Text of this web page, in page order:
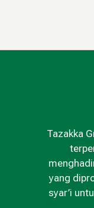
Tazakka
yang
syar’i